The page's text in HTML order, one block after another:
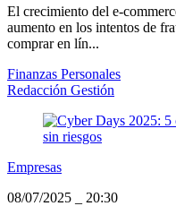
El crecimiento del e-
aumento en los intentos de
comprar en lín...
Finanzas Personales
Redacción Gestión
Empresas
08/07/2025
20:30